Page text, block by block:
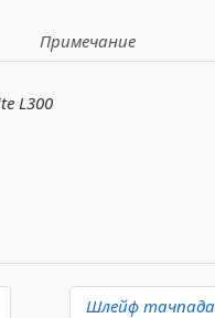
Примечание
L300
Шлейф тачпада